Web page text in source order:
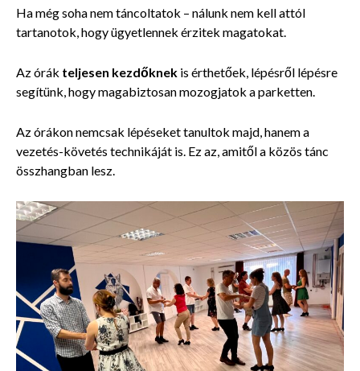
Ha még soha nem táncoltatok – nálunk nem kell attól
tartanotok, hogy ügyetlennek érzitek magatokat.
Az órák teljesen kezdőknek is érthetőek, lépésről lépésre
segítünk, hogy magabiztosan mozogjatok a parketten.
Az órákon nemcsak lépéseket tanultok majd, hanem a
vezetés-követés technikáját is. Ez az, amitől a közös tánc
összhangban lesz.